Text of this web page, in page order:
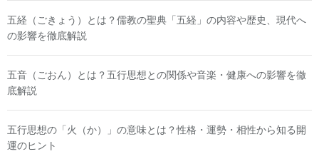
五経（ごきょう）とは？儒教の聖典「五経」の内容や歴史、現代へ
の影響を徹底解説
五音（ごおん）とは？五行思想との関係や音楽・健康への影響を徹
底解説
五行思想の「火（か）」の意味とは？性格・運勢・相性から知る開
運のヒント